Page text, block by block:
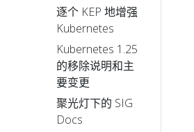
逐个 KEP 地增强
Kubernetes
Kubernetes 1.25
的移除说明和主
要变更
聚光灯下的 SIG
Docs